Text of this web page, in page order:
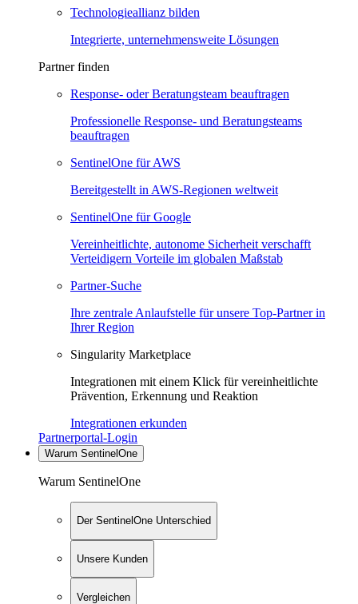
Technologieallianz bilden
Integrierte, unternehmensweite Lösungen
Partner finden
Response- oder Beratungsteam beauftragen
Professionelle Response- und Beratungsteams
beauftragen
SentinelOne für AWS
Bereitgestellt in AWS-Regionen weltweit
SentinelOne für Google
Vereinheitlichte, autonome Sicherheit verschafft
Verteidigern Vorteile im globalen Maßstab
Partner-Suche
Ihre zentrale Anlaufstelle für unsere Top-Partner in
Ihrer Region
Singularity Marketplace
Integrationen mit einem Klick für vereinheitlichte
Prävention, Erkennung und Reaktion
Integrationen erkunden
Partnerportal-Login
Warum SentinelOne
Warum SentinelOne
Der SentinelOne Unterschied
Unsere Kunden
Vergleichen